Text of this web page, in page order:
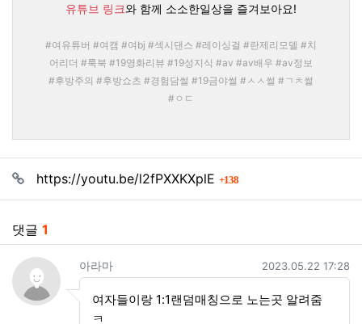
유튜브 링크와 함께 소소한일상을 즐겨보아요!
#여유튜버 #여캠 #여bj #섹시댄스 #레이싱걸 #란제리모델 #치
어리더 #룩북 #19영화리뷰 #19성지식 #av #av배우 #av정보
#후방주의 #후방쇼츠 #경험담썰 #19금야썰 #ㅅㅅ썰 #ㄱㅊ썰
#ㅇㄷ
관련자료
https://youtu.be/l2fPXXKXplE 138회 연결
댓글 1
아라마님의 댓글
아라마 작성일
2023.05.22 17:28
여자들이랑 1:1랜덤매칭으로 노는곳 알려줌
ㅋ